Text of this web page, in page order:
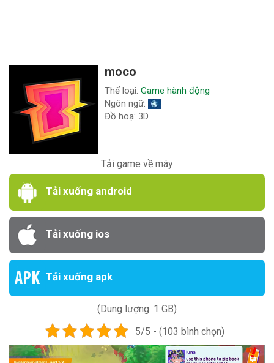
moco
Thể loại:Game hành động
Ngôn ngữ:
Đồ hoạ: 3D
Tải game về máy
Tải xuống android
Tải xuống ios
Tải xuống apk
(Dung lượng: 1 GB)
5/5 - (103 bình chọn)